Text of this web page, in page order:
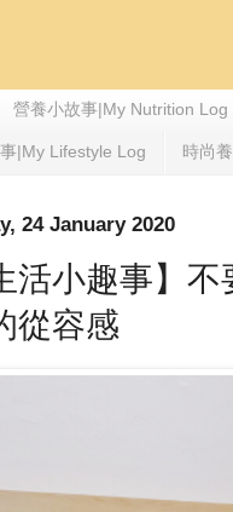
營養小故事|My Nutrition Log
|My Lifestyle Log 時尚
24 January 2020
活小趣事】
從容感